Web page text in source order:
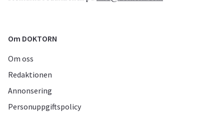
Om DOKTORN
Om oss
Redaktionen
Annonsering
Personuppgiftspolicy